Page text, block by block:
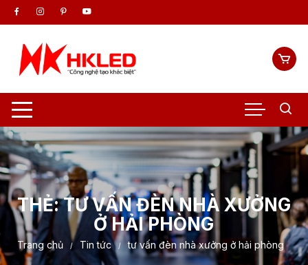
Chuyển
tới
dung
THẺ:TƯ VẤN ĐÈN NHÀ XƯỞNG
Ở HẢI PHÒNG
Trang chủ Tin tức tư vấn đèn nhà xưởng ở hải phòng